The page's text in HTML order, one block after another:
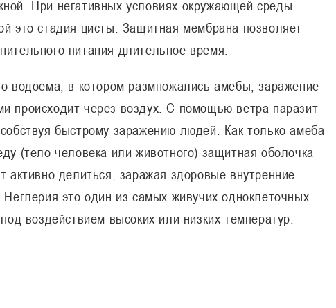
При негативных условиях окружающей среды
это стадия цисты. Защитная мембрана позволяет
питания длительное время.
водоема, в котором размножались амебы, заражение
происходит через воздух. С помощью ветра паразит
быстрому заражению людей. Как только амеба
(тело человека или животного) защитная оболочка
активно делиться, заражая здоровые внутренние
это один из самых живучих одноклеточных
воздействием высоких или низких температур.